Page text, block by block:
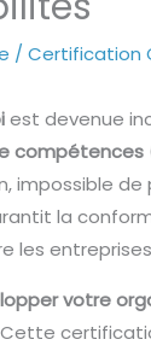
/Certification
est devenue
compétences
impossible de
la
les
votre